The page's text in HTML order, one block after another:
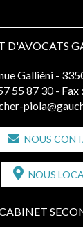
D'AVOCATS
Galliéni -
55 87 30 - Fax
NOUS
NOUS